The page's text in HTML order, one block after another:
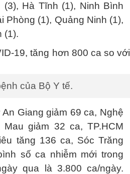
Hà Tĩnh (1), Ninh Bình
Phòng (1), Quảng Ninh (1),
(1).
của Bộ Y tế.
Giang giảm 69 ca, Nghệ
giảm 32 ca, TP.HCM
tăng 136 ca, Sóc Trăng
số ca nhiễm mới trong
qua là 3.800 ca/ngày.